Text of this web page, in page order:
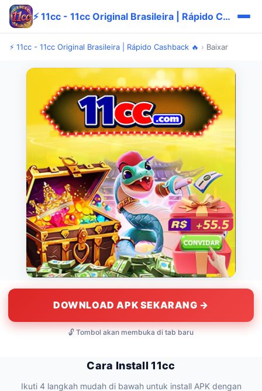
⚡ 11cc - 11cc Original Brasileira | Rápido Cashback 🔥
⚡ 11cc - 11cc Original Brasileira | Rápido Cashback 🔥 › Baixar
DOWNLOAD APK SEKARANG →
🔓 Tombol akan membuka di tab baru
Cara Install 11cc
Ikuti 4 langkah mudah di bawah untuk install APK dengan